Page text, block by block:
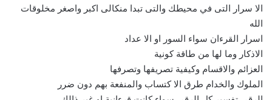
الا سرار التى في محيطك والتى تبدا منكالى اكبر واصغر مخلوقات
الله
اسرار القرءان سواء السور او الا عداد
الاذكار وما لها من طاقة كونية
العزائم والاقسام وكيفية تصريفها وتصرفها
الملوك والخدام طرق الا كتساب والمنفعة بهم دون ضرر